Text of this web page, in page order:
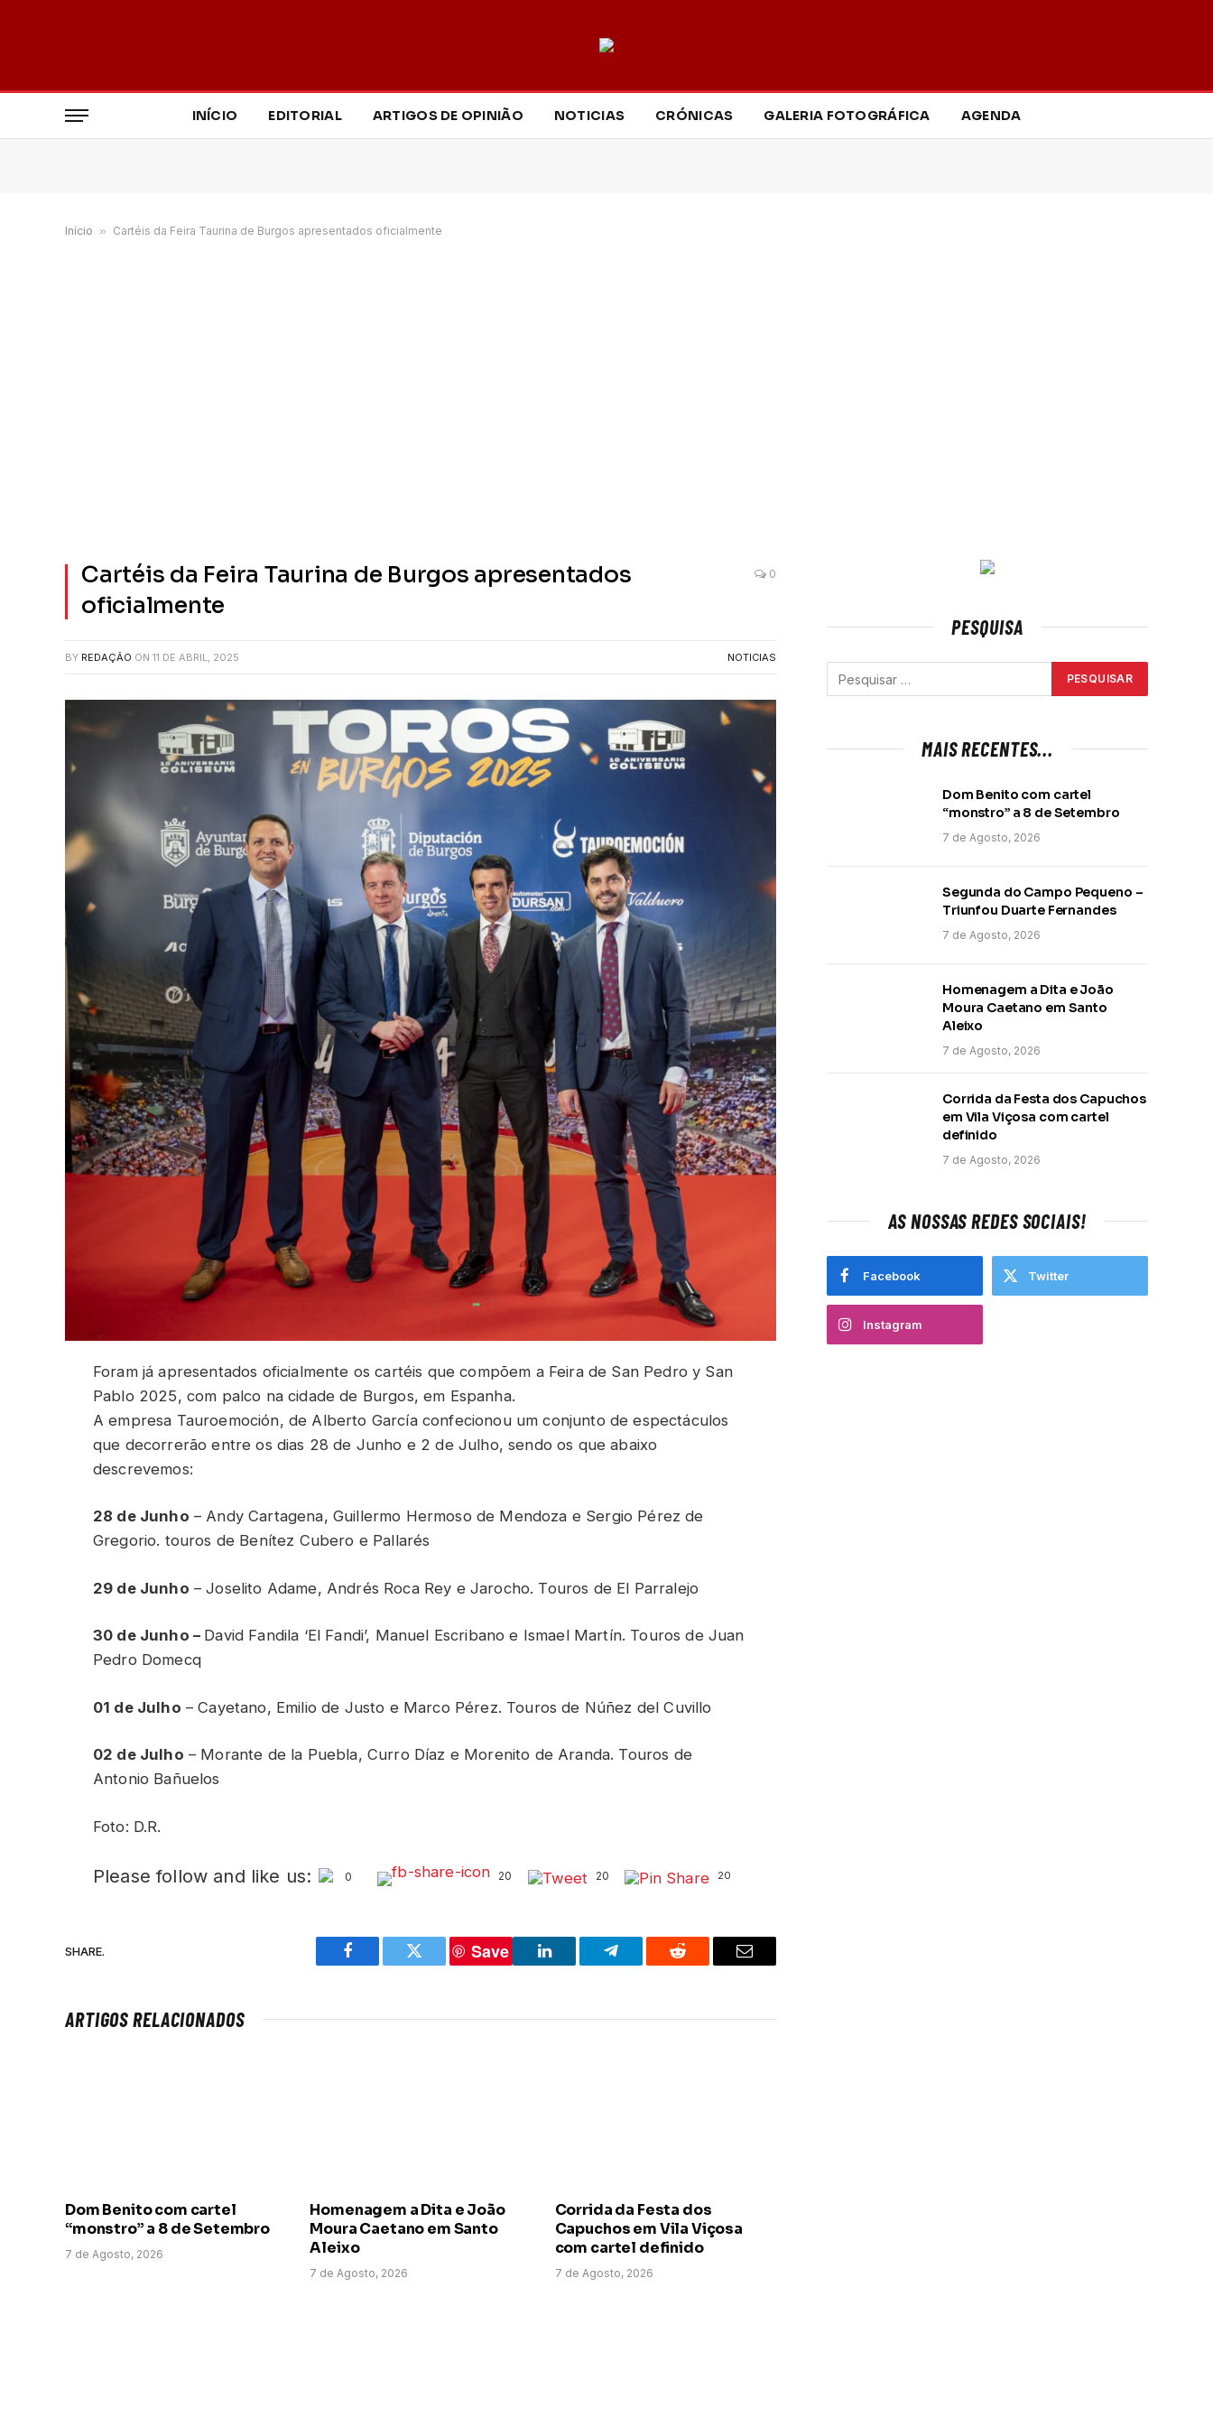
INÍCIO EDITORIAL ARTIGOS DE OPINIÃO NOTICIAS CRÓNICAS GALERIA FOTOGRÁFICA AGENDA
Início » Cartéis da Feira Taurina de Burgos apresentados oficialmente
Cartéis da Feira Taurina de Burgos apresentados
oficialmente
0
BY REDAÇÃO ON 11 DE ABRIL, 2025 NOTICIAS
Foram já apresentados oficialmente os cartéis que compõem a Feira de San Pedro y San
Pablo 2025, com palco na cidade de Burgos, em Espanha.
A empresa Tauroemoción, de Alberto García confecionou um conjunto de espectáculos
que decorrerão entre os dias 28 de Junho e 2 de Julho, sendo os que abaixo
descrevemos:
28 de Junho – Andy Cartagena, Guillermo Hermoso de Mendoza e Sergio Pérez de
Gregorio. touros de Benítez Cubero e Pallarés
29 de Junho – Joselito Adame, Andrés Roca Rey e Jarocho. Touros de El Parralejo
30 de Junho – David Fandila ‘El Fandi’, Manuel Escribano e Ismael Martín. Touros de Juan
Pedro Domecq
01 de Julho – Cayetano, Emilio de Justo e Marco Pérez. Touros de Núñez del Cuvillo
02 de Julho – Morante de la Puebla, Curro Díaz e Morenito de Aranda. Touros de
Antonio Bañuelos
Foto: D.R.
Please follow and like us: 0 20 20 20
SHARE.
Facebook Twitter
Save
LinkedIn Telegram Reddit Email
ARTIGOS RELACIONADOS
Dom Benito com cartel
“monstro” a 8 de Setembro
7 de Agosto, 2026
Homenagem a Dita e João
Moura Caetano em Santo
Aleixo
7 de Agosto, 2026
Corrida da Festa dos
Capuchos em Vila Viçosa
com cartel definido
7 de Agosto, 2026
PESQUISA
MAIS RECENTES...
Dom Benito com cartel
“monstro” a 8 de Setembro
7 de Agosto, 2026
Segunda do Campo Pequeno –
Triunfou Duarte Fernandes
7 de Agosto, 2026
Homenagem a Dita e João
Moura Caetano em Santo
Aleixo
7 de Agosto, 2026
Corrida da Festa dos Capuchos
em Vila Viçosa com cartel
definido
7 de Agosto, 2026
AS NOSSAS REDES SOCIAIS!
Facebook Twitter
Instagram